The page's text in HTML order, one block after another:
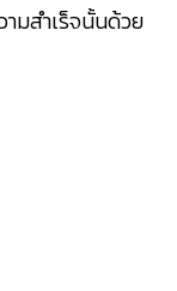
มสำเร็จนั้นด้วย